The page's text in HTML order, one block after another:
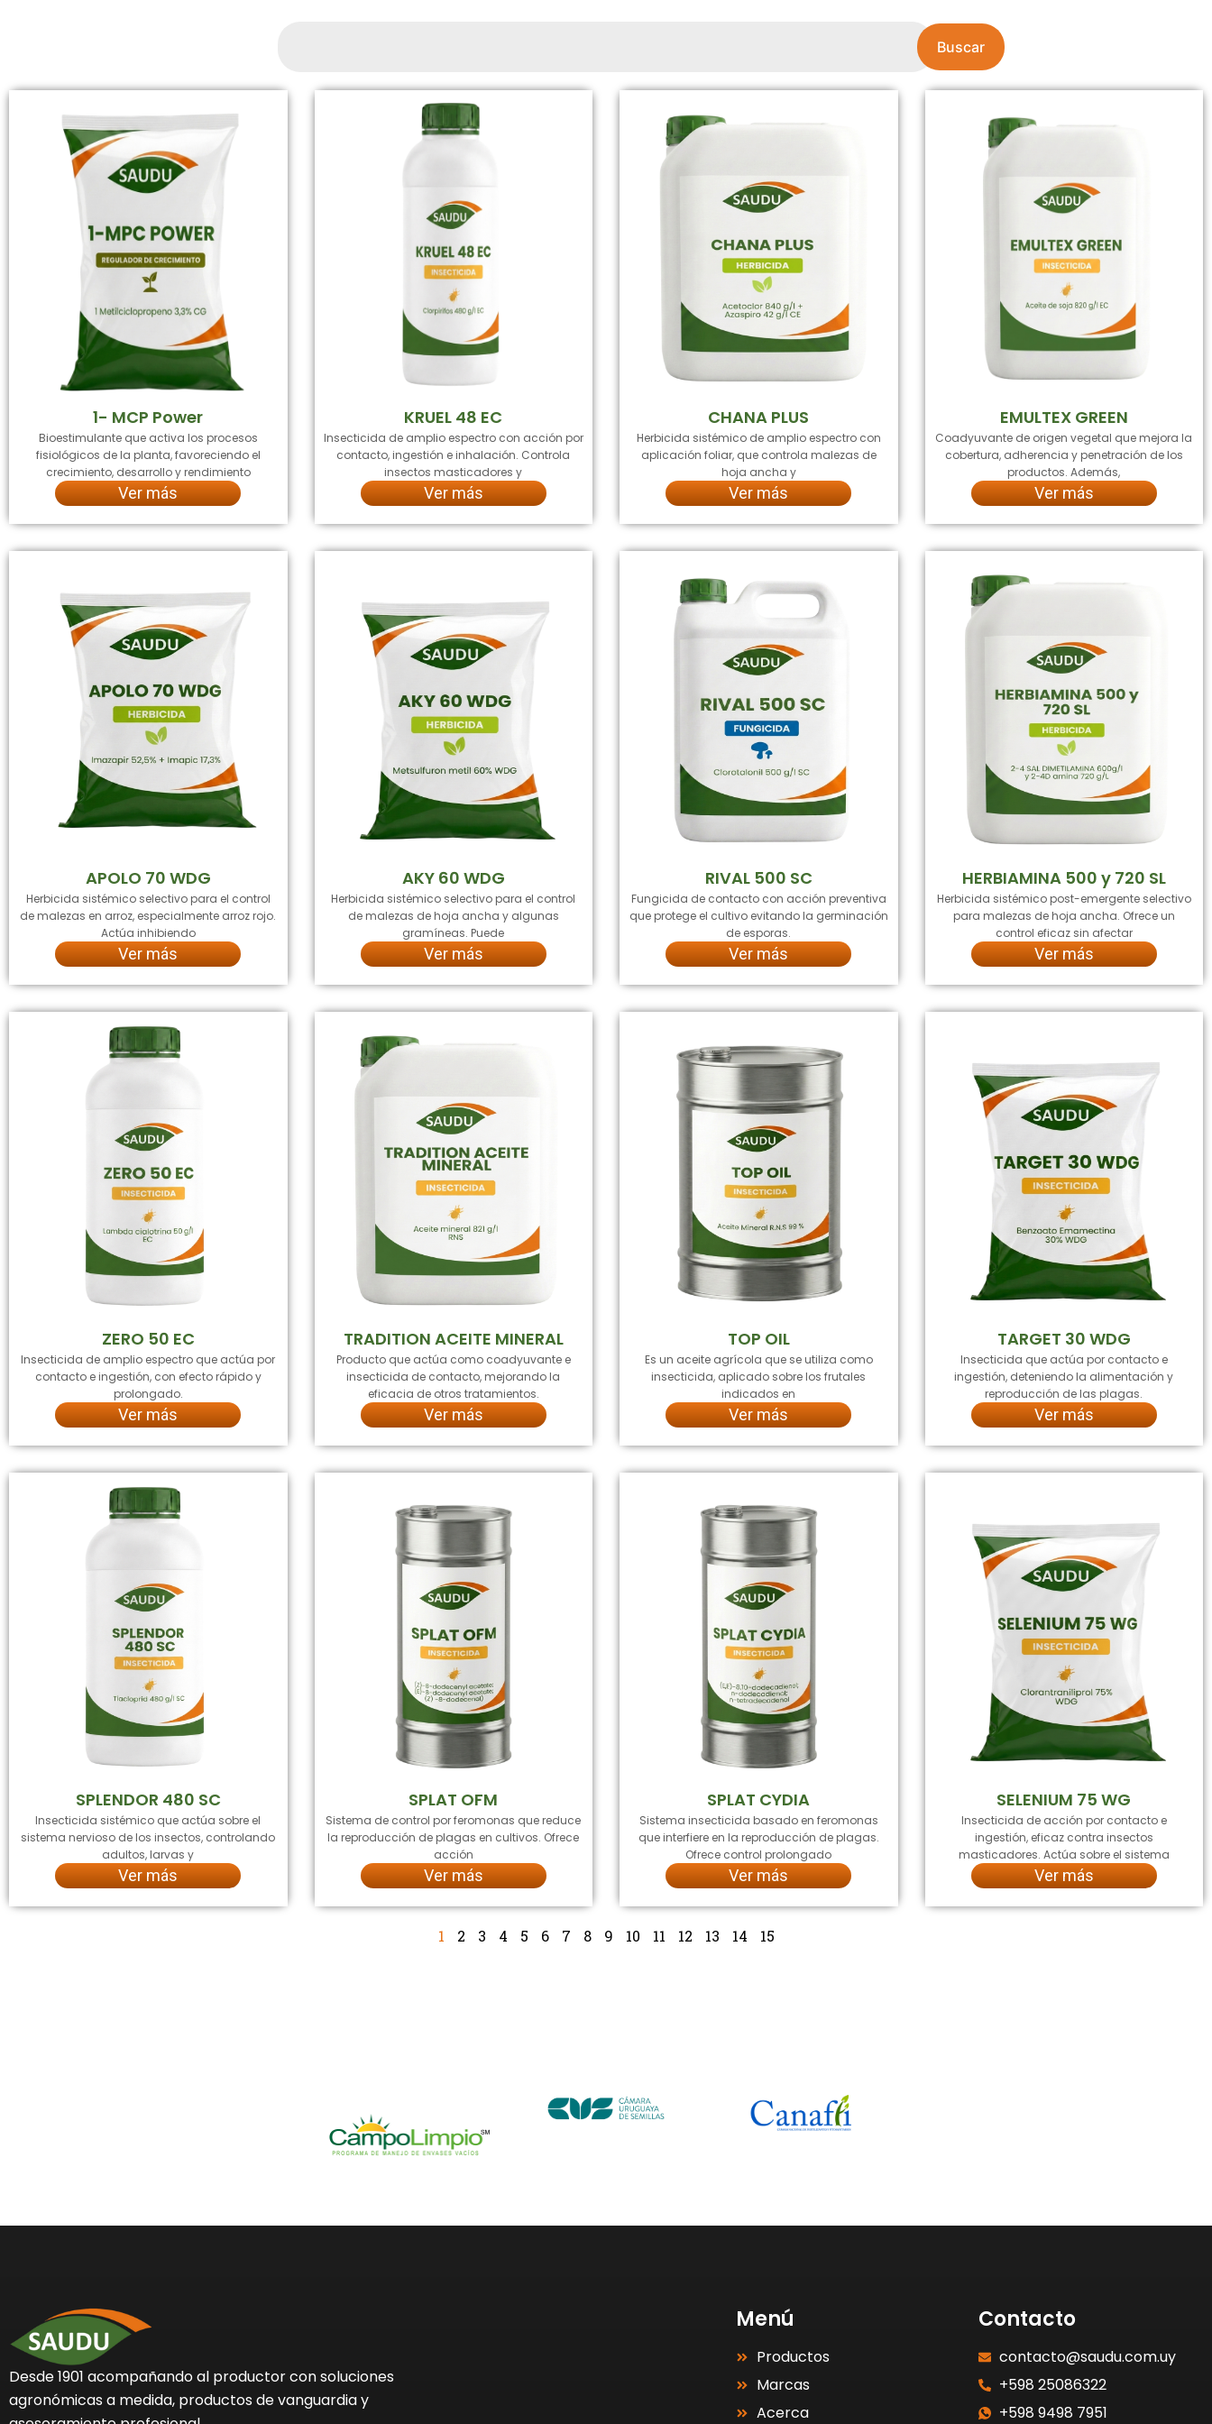
Buscar
1- MCP Power
Bioestimulante que activa los procesos
fisiológicos de la planta, favoreciendo el
crecimiento, desarrollo y rendimiento
Ver más
KRUEL 48 EC
Insecticida de amplio espectro con acción por
contacto, ingestión e inhalación. Controla
insectos masticadores y
Ver más
CHANA PLUS
Herbicida sistémico de amplio espectro con
aplicación foliar, que controla malezas de
hoja ancha y
Ver más
EMULTEX GREEN
Coadyuvante de origen vegetal que mejora la
cobertura, adherencia y penetración de los
productos. Además,
Ver más
APOLO 70 WDG
Herbicida sistémico selectivo para el control
de malezas en arroz, especialmente arroz rojo.
Actúa inhibiendo
Ver más
AKY 60 WDG
Herbicida sistémico selectivo para el control
de malezas de hoja ancha y algunas
gramíneas. Puede
Ver más
RIVAL 500 SC
Fungicida de contacto con acción preventiva
que protege el cultivo evitando la germinación
de esporas.
Ver más
HERBIAMINA 500 y 720 SL
Herbicida sistémico post-emergente selectivo
para malezas de hoja ancha. Ofrece un
control eficaz sin afectar
Ver más
ZERO 50 EC
Insecticida de amplio espectro que actúa por
contacto e ingestión, con efecto rápido y
prolongado.
Ver más
TRADITION ACEITE MINERAL
Producto que actúa como coadyuvante e
insecticida de contacto, mejorando la
eficacia de otros tratamientos.
Ver más
TOP OIL
Es un aceite agrícola que se utiliza como
insecticida, aplicado sobre los frutales
indicados en
Ver más
TARGET 30 WDG
Insecticida que actúa por contacto e
ingestión, deteniendo la alimentación y
reproducción de las plagas.
Ver más
SPLENDOR 480 SC
Insecticida sistémico que actúa sobre el
sistema nervioso de los insectos, controlando
adultos, larvas y
Ver más
SPLAT OFM
Sistema de control por feromonas que reduce
la reproducción de plagas en cultivos. Ofrece
acción
Ver más
SPLAT CYDIA
Sistema insecticida basado en feromonas
que interfiere en la reproducción de plagas.
Ofrece control prolongado
Ver más
SELENIUM 75 WG
Insecticida de acción por contacto e
ingestión, eficaz contra insectos
masticadores. Actúa sobre el sistema
Ver más
Page
1
Page
2
Page
3 4 5 6
Page
7
Page
8
Page
9 10 11 12 13 14 15
Desde 1901 acompañando al productor con soluciones
agronómicas a medida, productos de vanguardia y
Menú
Productos
Marcas
Acerca
Contacto
contacto@saudu.com.uy
+598 25086322
+598 9498 7951